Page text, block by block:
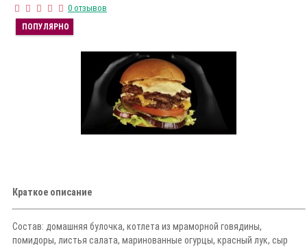
0 отзывов
ПОПУЛЯРНО
Краткое описание
Состав: домашняя булочка, котлета из мраморной говядины,
помидоры, листья салата, маринованные огурцы, красный лук, сыр